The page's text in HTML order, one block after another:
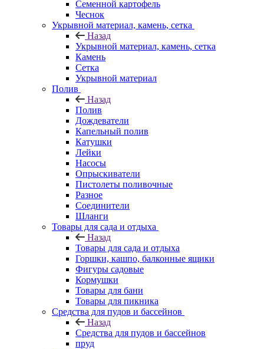
Семенной картофель
Чеснок
Укрывной материал, камень, сетка
Назад
Укрывной материал, камень, сетка
Камень
Сетка
Укрывной материал
Полив
Назад
Полив
Дождеватели
Капельный полив
Катушки
Лейки
Насосы
Опрыскиватели
Пистолеты поливочные
Разное
Соединители
Шланги
Товары для сада и отдыха
Назад
Товары для сада и отдыха
Горшки, кашпо, балконные ящики
Фигуры садовые
Кормушки
Товары для бани
Товары для пикника
Средства для пудов и бассейнов
Назад
Средства для пудов и бассейнов
пруд